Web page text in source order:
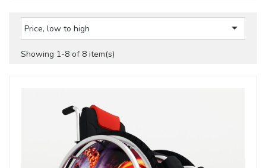
Twoje idealne osłony na szprychy
rzeczy, ale najczęściej przywodzą na myśl jedność, przyjaźń
dodatkowo są odporne na działanie promieni słonecznych i
inne warunki pogodowe, dzięki czemu możesz ich używać
wszędzie. Spacer w deszczu, a może w śniegu - pozwól
sobie wyrażać siebie, niezależnie od pogodowej aury!
A jeśli nie jesteś przekonany, jaką grafikę wybrać to
Price, low to high 
Showing 1-8 of 8 item(s)